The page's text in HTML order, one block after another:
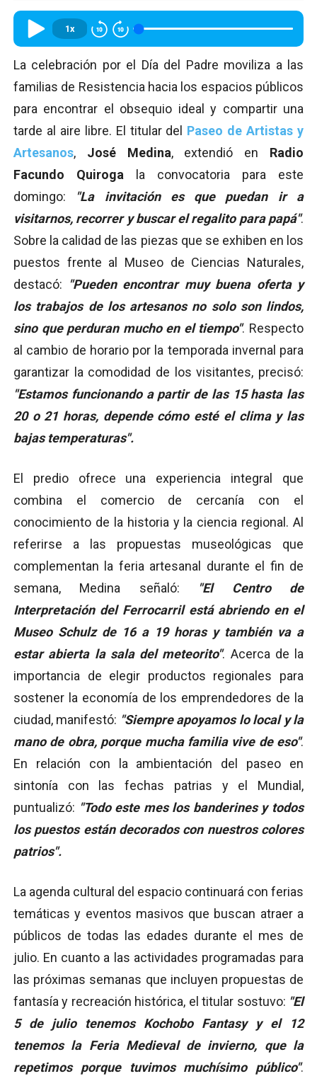
1x
La celebración por el Día del Padre moviliza a las
familias de Resistencia hacia los espacios públicos
para encontrar el obsequio ideal y compartir una
tarde al aire libre. El titular del Paseo de Artistas y
Artesanos, José Medina, extendió en Radio
Facundo Quiroga la convocatoria para este
domingo:
"La invitación es que puedan ir a
visitarnos, recorrer y buscar el regalito para papá".
Sobre la calidad de las piezas que se exhiben en los
puestos frente al Museo de Ciencias Naturales,
destacó:
"Pueden encontrar muy buena oferta y
los trabajos de los artesanos no solo son lindos,
sino que perduran mucho en el tiempo". Respecto
al cambio de horario por la temporada invernal para
garantizar la comodidad de los visitantes, precisó:
"Estamos funcionando a partir de las 15 hasta las
20 o 21 horas, depende cómo esté el clima y las
bajas temperaturas".
El predio ofrece una experiencia integral que
combina el comercio de cercanía con el
conocimiento de la historia y la ciencia regional. Al
referirse a las propuestas museológicas que
complementan la feria artesanal durante el fin de
semana, Medina señaló:
"El Centro de
Interpretación del Ferrocarril está abriendo en el
Museo Schulz de 16 a 19 horas y también va a
estar abierta la sala del meteorito". Acerca de la
importancia de elegir productos regionales para
sostener la economía de los emprendedores de la
ciudad, manifestó: "Siempre apoyamos lo local y la
mano de obra, porque mucha familia vive de eso".
En relación con la ambientación del paseo en
sintonía con las fechas patrias y el Mundial,
puntualizó: "Todo este mes los banderines y todos
los puestos están decorados con nuestros colores
patrios".
La agenda cultural del espacio continuará con ferias
temáticas y eventos masivos que buscan atraer a
públicos de todas las edades durante el mes de
julio. En cuanto a las actividades programadas para
las próximas semanas que incluyen propuestas de
fantasía y recreación histórica, el titular sostuvo: "El
5 de julio tenemos Kochobo Fantasy y el 12
tenemos la Feria Medieval de invierno, que la
repetimos porque tuvimos muchísimo público".